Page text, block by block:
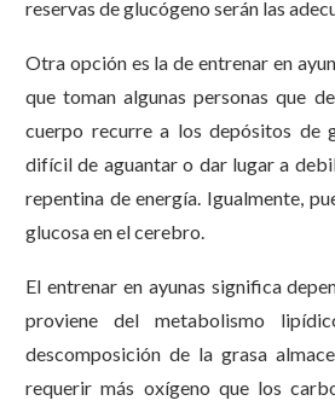
reservas de glucógeno serán las
Otra opción es la de entrenar en
que toman algunas personas que
cuerpo recurre a los depósitos de
difícil de aguantar o dar lugar a
repentina de energía. Igualmente,
glucosa en el cerebro.
El entrenar en ayunas significa
proviene del metabolismo
descomposición de la grasa
requerir más oxígeno que los